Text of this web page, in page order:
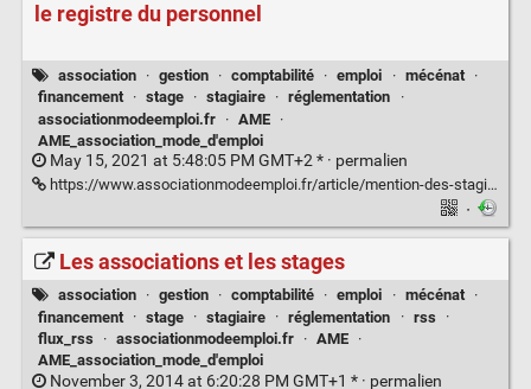
le registre du personnel
association · gestion · comptabilité · emploi · mécénat
·
financement
· stage · stagiaire · réglementation
·
associationmodeemploi.fr
· AME
·
AME_association_mode_d'emploi
May 15, 2021 at 5:48:05 PM GMT+2 * · permalien
https://www.associationmodeemploi.fr/article/mention-des-stagiaires-dans-le-registre-du-personnel.69440
·
Les associations et les stages
association · gestion · comptabilité · emploi · mécénat
·
financement
· stage · stagiaire · réglementation · rss
·
flux_rss
· associationmodeemploi.fr · AME ·
AME_association_mode_d'emploi
November 3, 2014 at 6:20:28 PM GMT+1 * · permalien